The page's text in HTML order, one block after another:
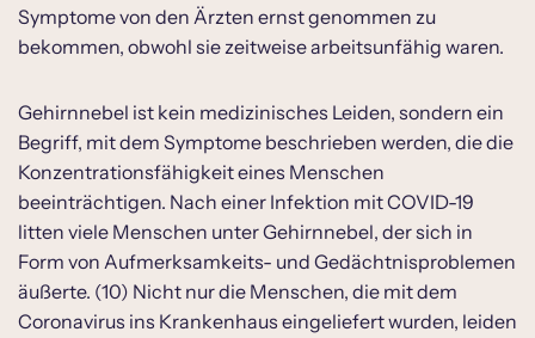
Symptome von den Ärzten ernst genommen zu
bekommen, obwohl sie zeitweise arbeitsunfähig waren.
Gehirnnebel ist kein medizinisches Leiden, sondern ein
Begriff, mit dem Symptome beschrieben werden, die die
Konzentrationsfähigkeit eines Menschen
beeinträchtigen. Nach einer Infektion mit COVID-19
litten viele Menschen unter Gehirnnebel, der sich in
Form von Aufmerksamkeits- und Gedächtnisproblemen
äußerte. (10) Nicht nur die Menschen, die mit dem
Coronavirus ins Krankenhaus eingeliefert wurden, leiden